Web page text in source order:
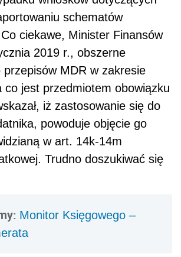
schematów
ciekawe, Minister Finansów
2019 r., obszerne
przepisów MDR w zakresie
co jest przedmiotem obowiązku
iż zastosowanie się do
powoduje objęcie go
w art. 14k-14m
Trudno doszukiwać się
Monitor Księgowego –